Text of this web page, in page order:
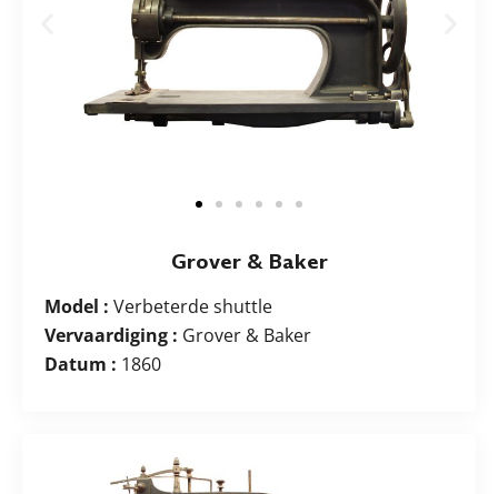
Grover & Baker
Model : Verbeterde shuttle
Vervaardiging : Grover & Baker
Datum : 1860